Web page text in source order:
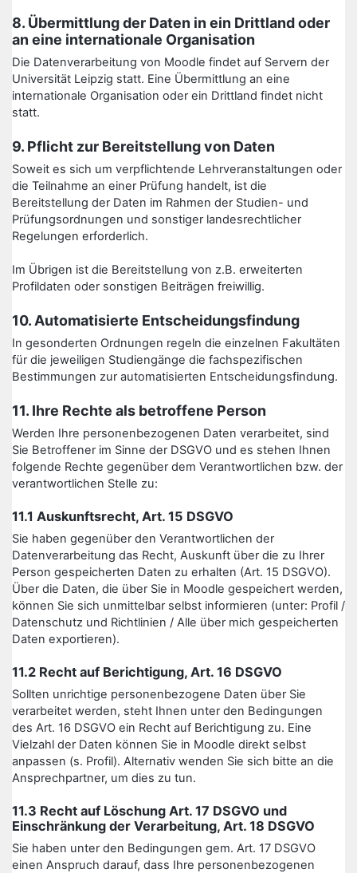
8. Übermittlung der Daten in ein Drittland oder
an eine internationale Organisation
Die Datenverarbeitung von Moodle findet auf Servern der
Universität Leipzig statt. Eine Übermittlung an eine
internationale Organisation oder ein Drittland findet nicht
statt.
9. Pflicht zur Bereitstellung von Daten
Soweit es sich um verpflichtende Lehrveranstaltungen oder
die Teilnahme an einer Prüfung handelt, ist die
Bereitstellung der Daten im Rahmen der Studien- und
Prüfungsordnungen und sonstiger landesrechtlicher
Regelungen erforderlich.
Im Übrigen ist die Bereitstellung von z.B. erweiterten
Profildaten oder sonstigen Beiträgen freiwillig.
10. Automatisierte Entscheidungsfindung
In gesonderten Ordnungen regeln die einzelnen Fakultäten
für die jeweiligen Studiengänge die fachspezifischen
Bestimmungen zur automatisierten Entscheidungsfindung.
11. Ihre Rechte als betroffene Person
Werden Ihre personenbezogenen Daten verarbeitet, sind
Sie Betroffener im Sinne der DSGVO und es stehen Ihnen
folgende Rechte gegenüber dem Verantwortlichen bzw. der
verantwortlichen Stelle zu:
11.1 Auskunftsrecht, Art. 15 DSGVO
Sie haben gegenüber den Verantwortlichen der
Datenverarbeitung das Recht, Auskunft über die zu Ihrer
Person gespeicherten Daten zu erhalten (Art. 15 DSGVO).
Über die Daten, die über Sie in Moodle gespeichert werden,
können Sie sich unmittelbar selbst informieren (unter: Profil /
Datenschutz und Richtlinien / Alle über mich gespeicherten
Daten exportieren).
11.2 Recht auf Berichtigung, Art. 16 DSGVO
Sollten unrichtige personenbezogene Daten über Sie
verarbeitet werden, steht Ihnen unter den Bedingungen
des Art. 16 DSGVO ein Recht auf Berichtigung zu. Eine
Vielzahl der Daten können Sie in Moodle direkt selbst
anpassen (s. Profil). Alternativ wenden Sie sich bitte an die
Ansprechpartner, um dies zu tun.
11.3 Recht auf Löschung Art. 17 DSGVO und
Einschränkung der Verarbeitung, Art. 18 DSGVO
Sie haben unter den Bedingungen gem. Art. 17 DSGVO
einen Anspruch darauf, dass Ihre personenbezogenen